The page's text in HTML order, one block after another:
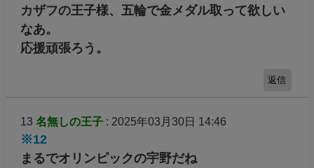
カザフの王子様、五輪で金メダル取って欲しい
なあ。
応援頑張ろう。
返信
13 名無しの王子: 2025年03月30日 14:46
※12
まるでオリンピックの宇野だね